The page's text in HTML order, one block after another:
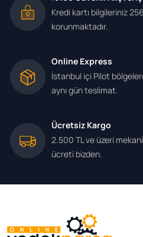
Kredi kartı bilgileriniz
korunmaktadır.
Online Express
İstanbul içi Pilot
aynı gün teslimat.
Ücretsiz Kargo
2.500 TL ve üzeri
ücreti bizden.